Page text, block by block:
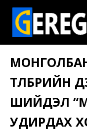
ТӨЛБӨРИЙН
ШИЙДЭЛ
УДИРДАХ